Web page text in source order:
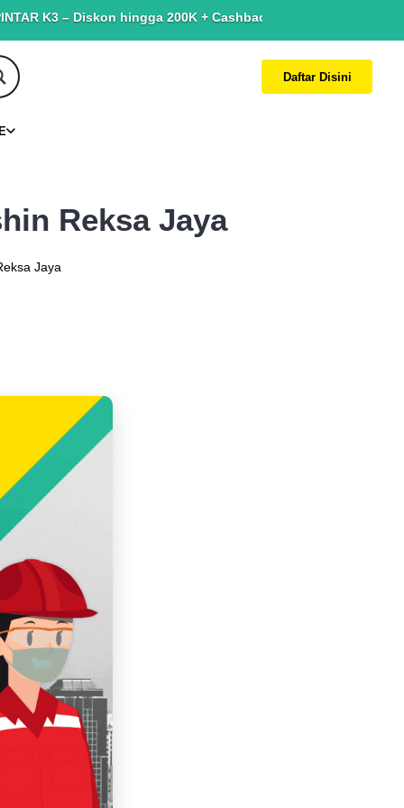
K3 – Diskon hingga 200K + Cashback hingga 150K. Terbatas
Daftar Disini
Reksa Jaya
Jaya